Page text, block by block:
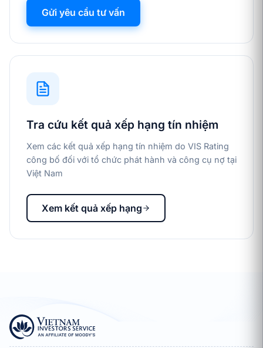
Gửi yêu cầu tư vấn
Tra cứu kết quả xếp hạng tín nhiệm
Xem các kết quả xếp hạng tín nhiệm do VIS Rating
công bố đối với tổ chức phát hành và công cụ nợ tại
Việt Nam
Xem kết quả xếp hạng